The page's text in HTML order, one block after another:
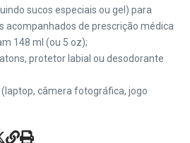
sucos especiais ou gel) para
acompanhados de prescrição médica
148 ml (ou 5 oz);
protetor labial ou desodorante
câmera fotográfica, jogo